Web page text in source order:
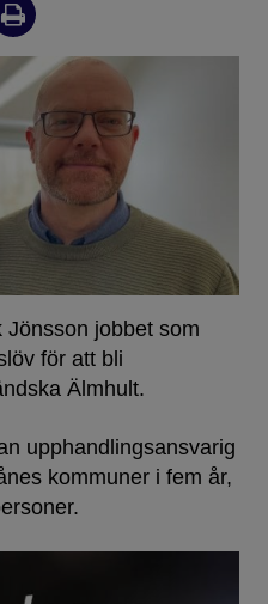
jobbet som
för att bli
Älmhult.
upphandlingsansvarig
kommuner i fem år,